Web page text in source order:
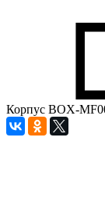
Корпус BOX-